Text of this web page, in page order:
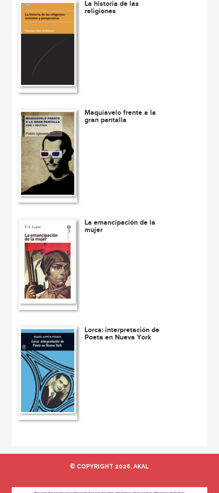
La historia de las
religiones
Maquiavelo frente a la
gran pantalla
La emancipación de la
mujer
Lorca: interpretación de
Poeta en Nueva York
© COPYRIGHT 2026, AKAL